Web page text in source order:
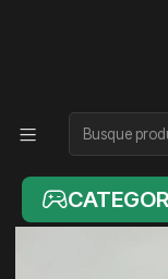
PSP FAT MODELO